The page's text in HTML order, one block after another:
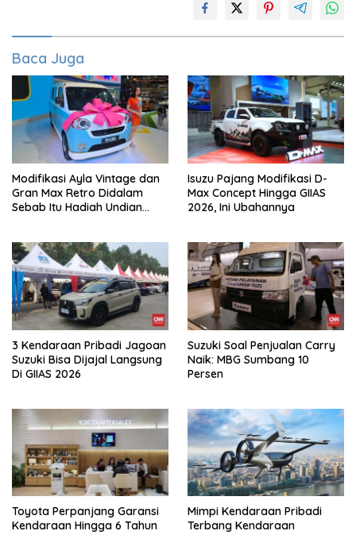
Baca Juga
Modifikasi Ayla Vintage dan
Gran Max Retro Didalam
Sebab Itu Hadiah Undian
Isuzu Pajang Modifikasi D-
Max Concept Hingga GIIAS
2026, Ini Ubahannya
3 Kendaraan Pribadi Jagoan
Suzuki Bisa Dijajal Langsung
Di GIIAS 2026
Suzuki Soal Penjualan Carry
Naik: MBG Sumbang 10
Persen
Toyota Perpanjang Garansi
Kendaraan Hingga 6 Tahun
Mimpi Kendaraan Pribadi
Terbang Kendaraan